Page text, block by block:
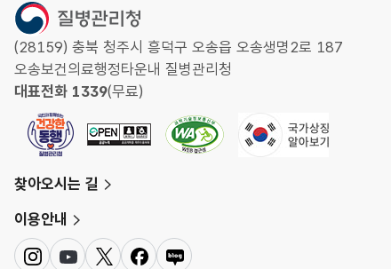
(28159) 충북 청주시 흥덕구 오송읍 오송생명2로 187
오송보건의료행정타운내 질병관리청
대표전화 1339(무료)
찾아오시는 길
이용안내
인
유
트
페
네